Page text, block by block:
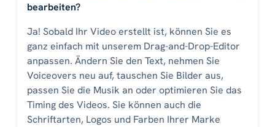
bearbeiten?
Ja! Sobald Ihr Video erstellt ist, können Sie es
ganz einfach mit unserem Drag-and-Drop-Editor
anpassen. Ändern Sie den Text, nehmen Sie
Voiceovers neu auf, tauschen Sie Bilder aus,
passen Sie die Musik an oder optimieren Sie das
Timing des Videos. Sie können auch die
Schriftarten, Logos und Farben Ihrer Marke